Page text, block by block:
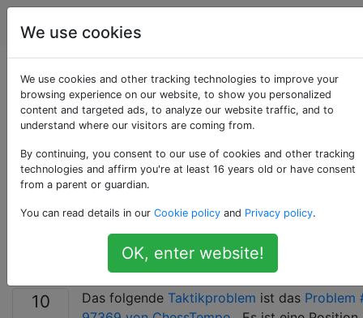
Schach
Schachtempo #
97369 -
Theoretischer
Gewinn oder
Unentschieden?
10 Das folgende Taktikproblem ist das Problem
We use cookies
We use cookies and other tracking technologies to improve your
browsing experience on our website, to show you personalized
content and targeted ads, to analyze our website traffic, and to
understand where our visitors are coming from.
By continuing, you consent to our use of cookies and other tracking
technologies and affirm you're at least 16 years old or have consent
from a parent or guardian.
You can read details in our Cookie policy and Privacy policy.
OK, enter website!